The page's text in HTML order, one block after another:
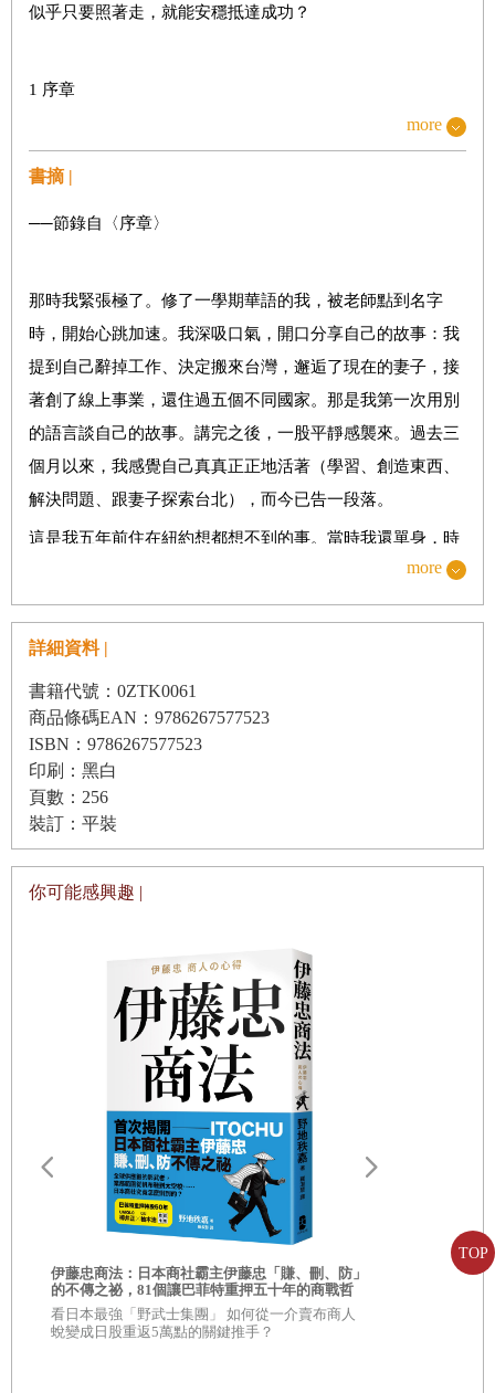
TOP
似乎只要照著走，就能安穩抵達成功？
1 序章
3 工作、工作、工作
▉ 第二部 無路之路
一條沒既定方向，需要不斷探索的「無形」道路。
因此才能抵達，你內心真正想去的地方。
誌謝
參考資料
more
書摘 |
──節錄自〈序章〉
那時我緊張極了。修了一學期華語的我，被老師點到名字
時，開始心跳加速。我深吸口氣，開口分享自己的故事：我
提到自己辭掉工作、決定搬來台灣，邂逅了現在的妻子，接
著創了線上事業，還住過五個不同國家。那是我第一次用別
的語言談自己的故事。講完之後，一股平靜感襲來。過去三
個月以來，我感覺自己真真正正地活著（學習、創造東西、
解決問題、跟妻子探索台北），而今已告一段落。
這是我五年前住在紐約想都想不到的事。當時我還單身，時
間用來工作、出去吃飯、跟朋友聚會、交往約會，總想著要
減少工作量，不然就是完全不工作。我在顧問公司上班，年
薪近二十萬美元，替世界最知名的CEO們做事。我很成功，
二十幾歲時，我滿腦子想的都是要出人頭地，所以造就出這
種結果。很多人對此清楚得很。用功讀書、拿好成績、找到
好工作；接著永無止盡地繼續埋頭苦幹。這，就是我所謂的
「預設之路」。
從小我一直以為，一年賺十萬美元就是有錢人了。我二十七
歲首度賺到這樣的年薪，當時，雖然覺得再也無所欠缺，我
正是因為追逐成就，才會去紐約那份要與CEO們合作的工
作，也是我決定放下一切離開前的最後一份工作。當時我常
常早上進了公司就坐著，連開始工作都有問題。我會看著辦
公桌前來來去去的人們，納悶他們是不是也跟我一樣，覺得
人生卡住了。
我終歸會開始做事，著手協助各公司的董事會，評估他們的
資深高階管理人員，決定該讓誰當下一個CEO。我會一一讀
完公司上下人員的意見回饋報告，整理出每一個高階管理人
員的優缺點，做成簡報。我們會以為，只要「爬上高位」就
終於能做自己了，可是，就那些公司選擇的人來看，顯然在
公司待得越久，就越可能變成公司要的樣子。我很清楚那不
more
詳細資料 |
書籍代號：0ZTK0061
商品條碼EAN：9786267577523
ISBN：9786267577523
印刷：黑白
頁數：256
裝訂：平裝
你可能感興趣 |
伊藤忠商法：日本商社霸主伊藤忠「賺、刪、防」
的不傳之祕，81個讓巴菲特重押五十年的商戰哲
學
看日本最強「野武士集團」 如何從一介賣布商人
蛻變成日股重返5萬點的關鍵推手？